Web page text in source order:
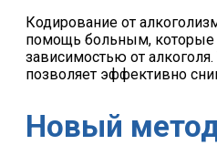
Кодирование от
помощь больным, которые
зависимостью от
позволяет эффективно
Новый